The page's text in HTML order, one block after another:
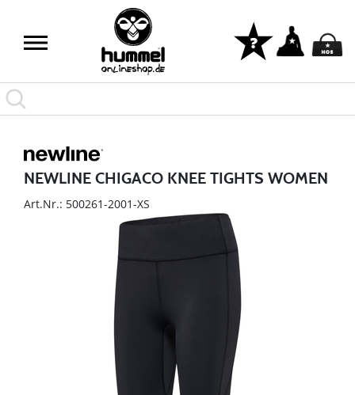
NEWLINE CHIGACO KNEE TIGHTS WOMEN
Art.Nr.: 500261-2001-XS